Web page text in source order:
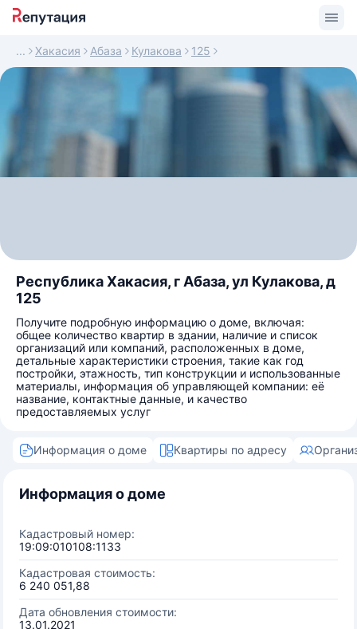
Хакасия Абаза Кулакова 125
Республика Хакасия, г Абаза, ул Кулакова, д
125
Получите подробную информацию о доме, включая:
общее количество квартир в здании, наличие и список
организаций или компаний, расположенных в доме,
детальные характеристики строения, такие как год
постройки, этажность, тип конструкции и использованные
материалы, информация об управляющей компании: её
название, контактные данные, и качество
предоставляемых услуг
Информация о доме Квартиры по адресу
Информация о доме
Кадастровый номер:
19:09:010108:1133
Кадастровая стоимость:
6 240 051,88
Дата обновления стоимости:
13.01.2021